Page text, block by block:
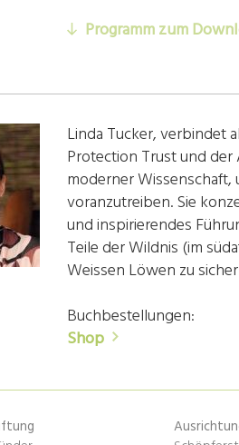
Programm zum
Linda Tucker, verbindet
Protection Trust und der
moderner Wissenschaft,
voranzutreiben. Sie
und inspirierendes
Teile der Wildnis (im
Weissen Löwen zu
Buchbestellungen:
Shop